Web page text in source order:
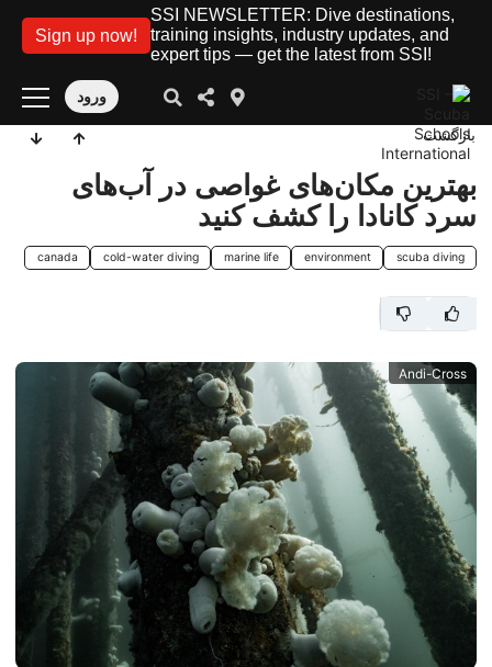
SSI NEWSLETTER: Dive destinations,
training insights, industry updates, and
expert tips — get the latest from SSI!
Sign up now!
ورود
بازگشت
بهترین مکان‌های غواصی در آب‌های
سرد کانادا را کشف کنید
scuba diving
environment
marine life
cold-water diving
canada
Andi-Cross